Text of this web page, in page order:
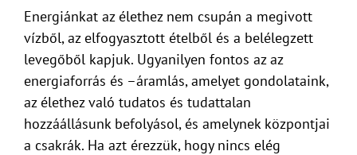
Energiánkat az élethez nem csupán a megivott
vízből, az elfogyasztott ételből és a belélegzett
levegőből kapjuk. Ugyanilyen fontos az az
energiaforrás és –áramlás, amelyet gondolataink,
az élethez való tudatos és tudattalan
hozzáállásunk befolyásol, és amelynek központjai
a csakrák. Ha azt érezzük, hogy nincs elég